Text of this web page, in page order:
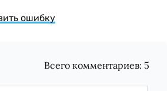
ошибку
Всего комментариев: 5